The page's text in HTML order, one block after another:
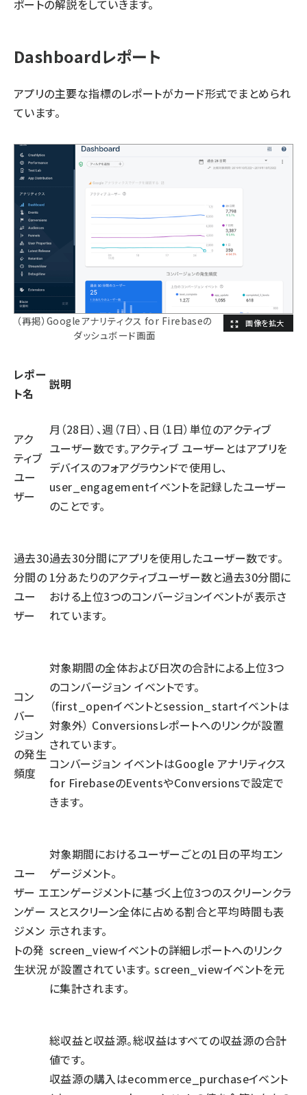
ポートの解説をしていきます。
Dashboardレポート
アプリの主要な指標のレポートがカード形式でまとめられ
ています。
（再掲）Googleアナリティクス for Firebaseの
ダッシュボード画面
レポー
ト名
説明
アク
ティブ
ユー
ザー
月（28日）、週（7日）、日（1日）単位のアクティブ
ユーザー数です。アクティブ ユーザーとはアプリを
デバイスのフォアグラウンドで使用し、
user_engagementイベントを記録したユーザー
のことです。
過去30
分間の
ユー
ザー
過去30分間にアプリを使用したユーザー数です。
1分あたりのアクティブユーザー数と過去30分間に
おける上位3つのコンバージョンイベントが表示さ
れています。
コン
バー
ジョン
の発生
頻度
対象期間の全体および日次の合計による上位3つ
のコンバージョン イベントです。
（first_openイベントとsession_startイベントは
対象外） Conversionsレポートへのリンクが設置
されています。
コンバージョン イベントはGoogle アナリティクス
for FirebaseのEventsやConversionsで設定で
きます。
ユー
ザー エ
ンゲー
ジメン
トの発
生状況
対象期間におけるユーザーごとの1日の平均エン
ゲージメント。
エンゲージメントに基づく上位3つのスクリーンクラ
スとスクリーン全体に占める割合と平均時間も表
示されます。
screen_viewイベントの詳細レポートへのリンク
が設置されています。 screen_viewイベントを元
に集計されます。
総収益と収益源。総収益はすべての収益源の合計
値です。
収益源の購入はecommerce_purchaseイベント